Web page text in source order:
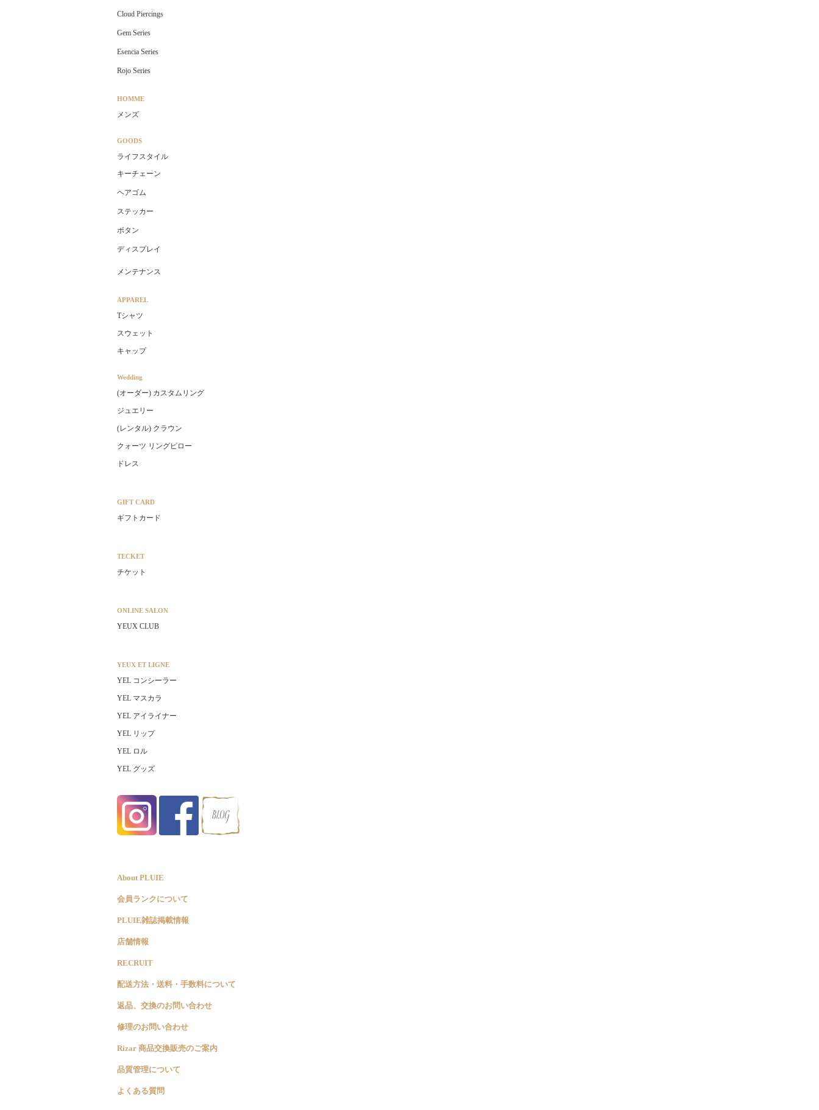
Cloud Piercings
Gem Series
Esencia Series
Rojo Series
HOMME
メンズ
GOODS
ライフスタイル
キーチェーン
ヘアゴム
ステッカー
ボタン
ディスプレイ
メンテナンス
APPAREL
Tシャツ
スウェット
キャップ
Wedding
(オーダー) カスタムリング
ジュエリー
(レンタル) クラウン
クォーツ リングピロー
ドレス
GIFT CARD
ギフトカード
TECKET
チケット
ONLINE SALON
YEUX CLUB
YEUX ET LIGNE
YEL コンシーラー
YEL マスカラ
YEL アイライナー
YEL リップ
YEL ロル
YEL グッズ
About PLUIE
会員ランクについて
PLUIE雑誌掲載情報
店舗情報
RECRUIT
配送方法・送料・手数料について
返品、交換のお問い合わせ
修理のお問い合わせ
Rizar 商品交換販売のご案内
品質管理について
よくある質問